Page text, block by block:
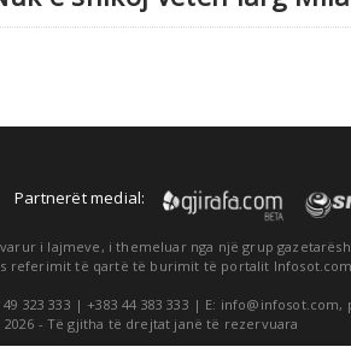
Partnerët medial:
i lajmeve, i themeluar nga një grup
referimit të qartë të burimit të portalit
323 333 | +383 44 383 333 | E: info@infosot.com,
2026 - Të gjitha të drejtat janë të rezervuara